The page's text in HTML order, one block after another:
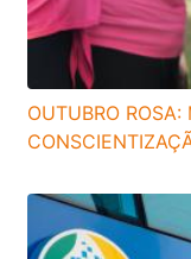
OUTUBRO ROSA: